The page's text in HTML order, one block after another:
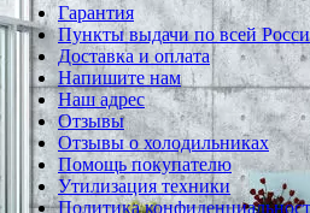
Гарантия
Пункты выдачи по всей
Доставка и оплата
Напишите нам
Наш адрес
Отзывы
Отзывы о холодильниках
Помощь покупателю
Утилизация техники
Политика